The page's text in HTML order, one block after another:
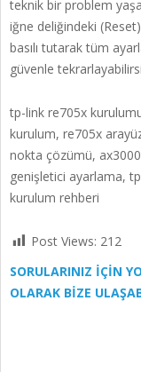
teknik bir problem
iğne deliğindeki
basılı tutarak tüm
güvenle
tp-link re705x
kurulum, re705x
nokta çözümü,
genişletici ayarlama,
kurulum rehberi
Post Views: 212
SORULARINIZ İÇİN
OLARAK BİZE